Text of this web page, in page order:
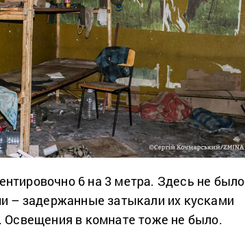
6 на 3 метра. Здесь не было
– задержанные затыкали их кусками
в комнате тоже не было.